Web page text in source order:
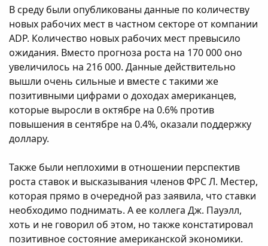
В среду были опубликованы данные по количеству
новых рабочих мест в частном секторе от компании
ADP. Количество новых рабочих мест превысило
ожидания. Вместо прогноза роста на 170 000 оно
увеличилось на 216 000. Данные действительно
вышли очень сильные и вместе с такими же
позитивными цифрами о доходах американцев,
которые выросли в октябре на 0.6% против
повышения в сентябре на 0.4%, оказали поддержку
доллару.
Также были неплохими в отношении перспектив
роста ставок и высказывания членов ФРС Л. Местер,
которая прямо в очередной раз заявила, что ставки
необходимо поднимать. А ее коллега Дж. Пауэлл,
хоть и не говорил об этом, но также констатировал
позитивное состояние американской экономики.